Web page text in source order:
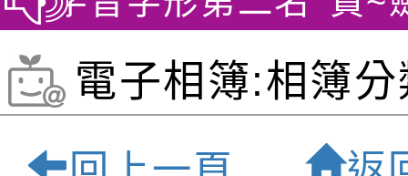
電子相簿:相簿
育與多元活動-
回上一頁 返